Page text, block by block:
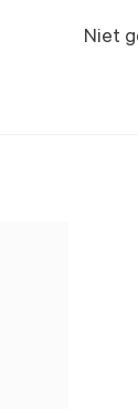
Niet